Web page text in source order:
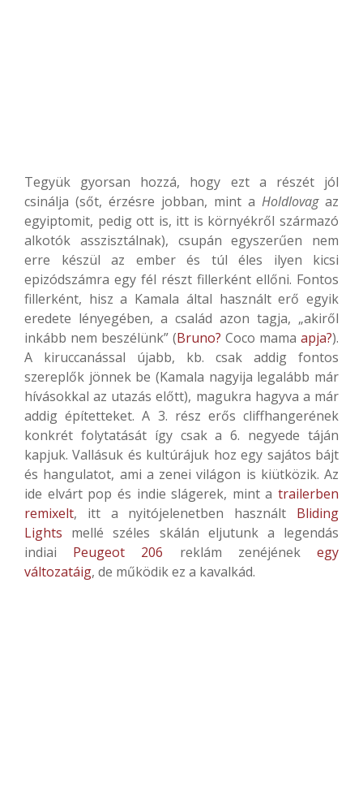
Tegyük gyorsan hozzá, hogy ezt a részét jól
csinálja (sőt, érzésre jobban, mint a Holdlovagaz
egyiptomit, pedig ott is, itt is környékről származó
alkotók asszisztálnak), csupán egyszerűen nem
erre készül az ember és túl éles ilyen kicsi
epizódszámra egy fél részt fillerként ellőni. Fontos
fillerként, hisz a Kamala által használt erő egyik
eredete lényegében, a család azon tagja, „akiről
inkább nem beszélünk” (Bruno? Coco mama apja?).
A kiruccanással újabb, kb. csak addig fontos
szereplők jönnek be (Kamala nagyija legalább már
hívásokkal az utazás előtt), magukra hagyva a már
addig építetteket. A 3. rész erős cliffhangerének
konkrét folytatását így csak a 6. negyede táján
kapjuk. Vallásuk és kultúrájuk hoz egy sajátos bájt
és hangulatot, ami a zenei világon is kiütközik. Az
ide elvárt pop és indie slágerek, mint a trailerben
remixelt, itt a nyitójelenetben használt Bliding
Lights mellé széles skálán eljutunk a legendás
indiai Peugeot 206 reklám zenéjénekegy
változatáig, de működik ez a kavalkád.